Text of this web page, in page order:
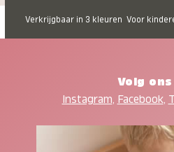
Verkrijgbaar in 3 kleuren Voor
Volg
Instagram, Facebook,